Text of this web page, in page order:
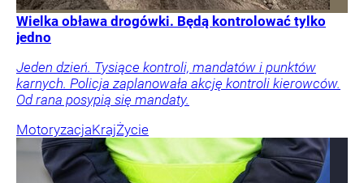
Wielka obława drogówki. Będą kontrolować tylko
jedno
Jeden dzień. Tysiące kontroli, mandatów i punktów
karnych. Policja zaplanowała akcję kontroli kierowców.
Od rana posypią się mandaty.
MotoryzacjaKrajŻycie